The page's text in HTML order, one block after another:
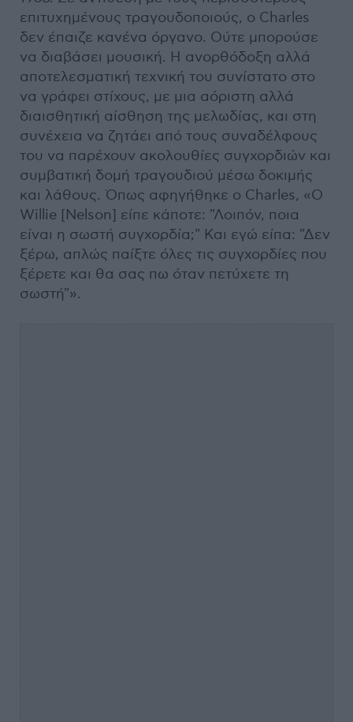
επιτυχημένους τραγουδοποιούς, ο Charles
δεν έπαιζε κανένα όργανο. Ούτε μπορούσε
να διαβάσει μουσική. Η ανορθόδοξη αλλά
αποτελεσματική τεχνική του συνίστατο στο
να γράφει στίχους, με μια αόριστη αλλά
διαισθητική αίσθηση της μελωδίας, και στη
συνέχεια να ζητάει από τους συναδέλφους
του να παρέχουν ακολουθίες συγχορδιών και
συμβατική δομή τραγουδιού μέσω δοκιμής
και λάθους. Όπως αφηγήθηκε ο Charles, «Ο
Willie [Nelson] είπε κάποτε: "Λοιπόν, ποια
είναι η σωστή συγχορδία;" Και εγώ είπα: "Δεν
ξέρω, απλώς παίξτε όλες τις συγχορδίες που
ξέρετε και θα σας πω όταν πετύχετε τη
σωστή"».